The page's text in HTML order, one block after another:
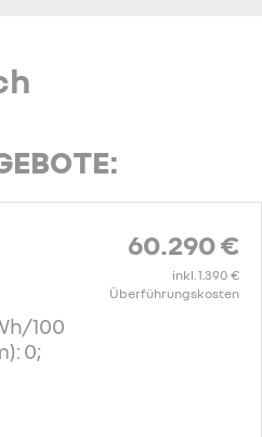
100
0;
60.290 €
inkl. 1.390 €
Überführungskosten